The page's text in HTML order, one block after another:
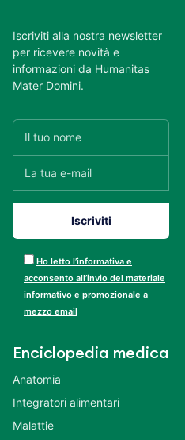
Iscriviti alla nostra newsletter
per ricevere novità e
informazioni da Humanitas
Mater Domini.
Ho letto l’informativa e
acconsento all’invio del materiale
informativo e promozionale a
mezzo email
Enciclopedia medica
Anatomia
Integratori alimentari
Malattie